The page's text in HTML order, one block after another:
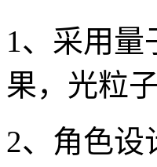
1、采用量
果，光粒
2、角色设